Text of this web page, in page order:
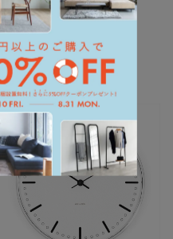
バリエーション：なし
在庫：○